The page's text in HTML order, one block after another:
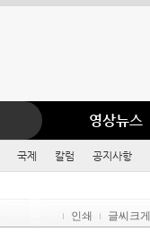
영상뉴스
국제 칼럼 공지사항
인쇄 글씨크게